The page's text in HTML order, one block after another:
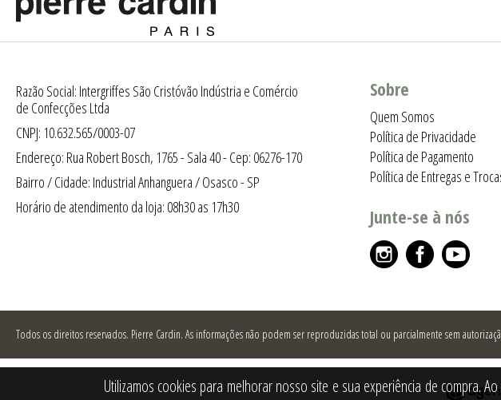
Utilizamos cookies para melhorar nosso site e sua experiência de compra.
Razão Social: Intergriffes São Cristóvão Indústria e Comércio
de Confecções Ltda
CNPJ: 10.632.565/0003-07
Endereço: Rua Robert Bosch, 1765 - Sala 40 - Cep: 06276-170
Bairro / Cidade: Industrial Anhanguera / Osasco - SP
Horário de atendimento da loja: 08h30 as 17h30
Sobre
Quem Somos
Política de Privacidade
Política de Pagamento
Política de Entregas e
Junte-se à nós
Todos os direitos reservados. Pierre Cardin. As informações não podem ser reproduzidas total ou parcialmente sem